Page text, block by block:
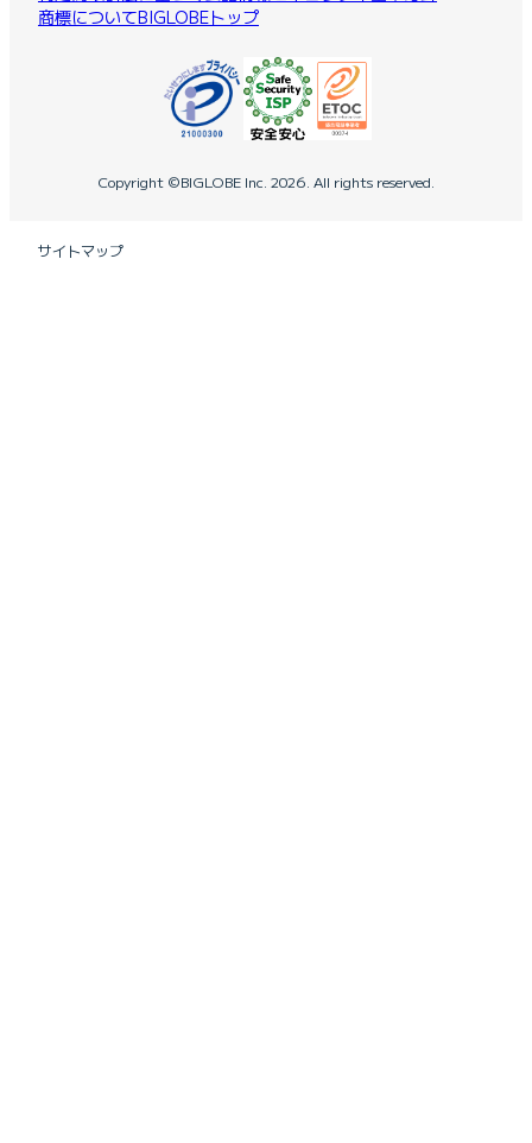
商標についてBIGLOBEトップ
Copyright ©BIGLOBE Inc. 2026. All rights reserved.
サイトマップ